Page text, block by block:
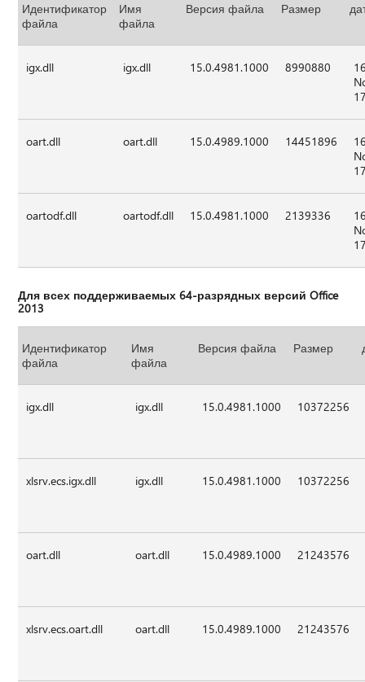
Идентификатор
файла
Имя
файла
Версия файла Размер
igx.dll igx.dll 15.0.4981.1000 8990880
oart.dll oart.dll 15.0.4989.1000 14451896
oartodf.dll oartodf.dll 15.0.4981.1000 2139336
Для всех поддерживаемых 64-разрядных версий Office
2013
Идентификатор
файла
Имя
файла
Версия файла Размер
igx.dll igx.dll 15.0.4981.1000 10372256
xlsrv.ecs.igx.dll igx.dll 15.0.4981.1000 10372256
oart.dll oart.dll 15.0.4989.1000 21243576
xlsrv.ecs.oart.dll oart.dll 15.0.4989.1000 21243576